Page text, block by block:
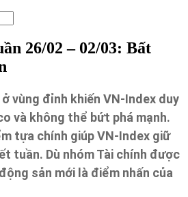
26/02 – 02/03: Bất
vùng đỉnh khiến VN-Index duy
và không thể bứt phá mạnh.
tựa chính giúp VN-Index giữ
tuần. Dù nhóm Tài chính được
sản mới là điểm nhấn của